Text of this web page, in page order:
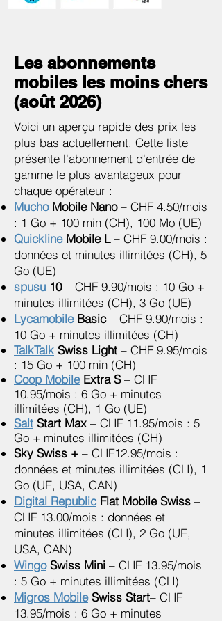
Les abonnements
mobiles les moins chers
(août 2026)
Voici un aperçu rapide des prix les
plus bas actuellement. Cette liste
présente l'abonnement d'entrée de
gamme le plus avantageux pour
chaque opérateur :
MuchoMobile Nano– CHF 4.50/mois
: 1 Go + 100 min (CH), 100 Mo (UE)
QuicklineMobile L– CHF 9.00/mois :
données et minutes illimitées (CH), 5
Go (UE)
spusu 10– CHF 9.90/mois : 10 Go +
minutes illimitées (CH), 3 Go (UE)
LycamobileBasic– CHF 9.90/mois :
10 Go + minutes illimitées (CH)
TalkTalk Swiss Light – CHF 9.95/mois
: 15 Go + 100 min (CH)
Coop MobileExtra S– CHF
10.95/mois : 6 Go + minutes
illimitées (CH), 1 Go (UE)
Salt Start Max – CHF 11.95/mois : 5
Go + minutes illimitées (CH)
Sky Swiss + – CHF12.95/mois :
données et minutes illimitées (CH), 1
Go (UE, USA, CAN)
Digital RepublicFlat Mobile Swiss –
CHF 13.00/mois : données et
minutes illimitées (CH), 2 Go (UE,
USA, CAN)
WingoSwiss Mini – CHF 13.95/mois
: 5 Go + minutes illimitées (CH)
Migros MobileSwiss Start– CHF
13.95/mois : 6 Go + minutes